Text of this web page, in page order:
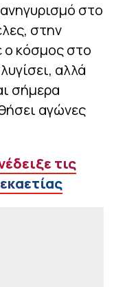
στο
στην
κόσμος στο
αλλά
σήμερα
αγώνες
τις